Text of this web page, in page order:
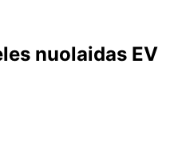
nuolaidas EV